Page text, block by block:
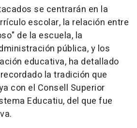
se centrarán en la
escolar, la relación entre
de la escuela, la
pública, y los
educativa, ha detallado
la tradición que
con el Consell Superior
Educatiu, del que fue